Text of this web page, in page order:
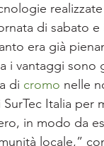
di sabato
era già
i vantaggi
di cromo nelle
Italia
in modo da
locale,”